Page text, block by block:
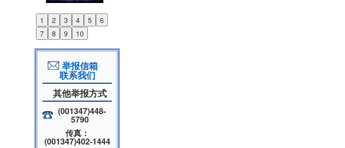
1 2 3 4 5
6
7
8 9 10
Previous
Next
举报信箱
联系我们
其他举报方式
(001347)448-
5790
传真：
(001347)402-1444